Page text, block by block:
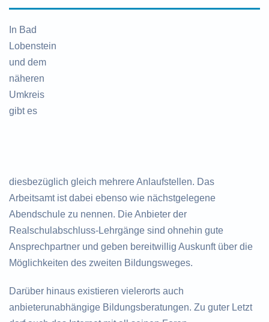
In Bad
Lobenstein
und dem
näheren
Umkreis
gibt es
diesbezüglich gleich mehrere Anlaufstellen. Das
Arbeitsamt ist dabei ebenso wie nächstgelegene
Abendschule zu nennen. Die Anbieter der
Realschulabschluss-Lehrgänge sind ohnehin gute
Ansprechpartner und geben bereitwillig Auskunft über die
Möglichkeiten des zweiten Bildungsweges.
Darüber hinaus existieren vielerorts auch
anbieterunabhängige Bildungsberatungen. Zu guter Letzt